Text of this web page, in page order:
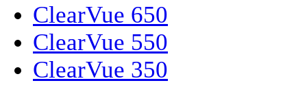
ClearVue 650
ClearVue 550
ClearVue 350